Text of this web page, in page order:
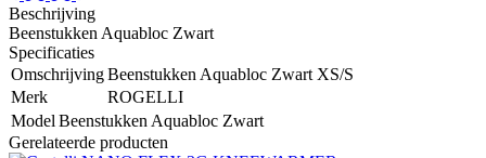
Beschrijving
Beenstukken Aquabloc Zwart
Specificaties
OmschrijvingBeenstukken Aquabloc Zwart XS/S
Merk
ROGELLI
Model Beenstukken Aquabloc Zwart
Gerelateerde producten